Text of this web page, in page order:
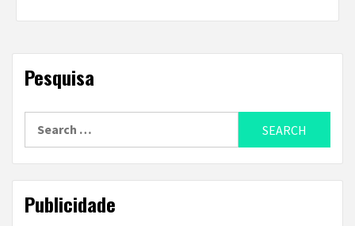
Pesquisa
Publicidade